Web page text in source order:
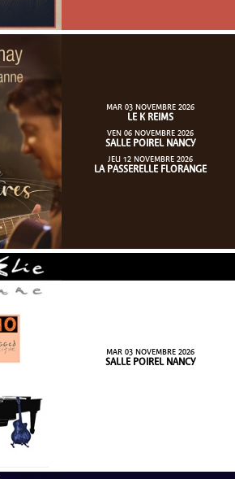
MAR 03 NOVEMBRE 2026
LE K REIMS
VEN 06 NOVEMBRE 2026
SALLE POIREL NANCY
JEU 12 NOVEMBRE 2026
LA PASSERELLE FLORANGE
MAR 03 NOVEMBRE 2026
SALLE POIREL NANCY